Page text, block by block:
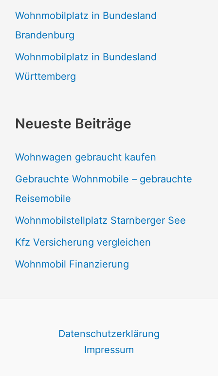
Wohnmobilplatz in Bundesland
Brandenburg
Wohnmobilplatz in Bundesland
Württemberg
Neueste Beiträge
Wohnwagen gebraucht kaufen
Gebrauchte Wohnmobile – gebrauchte
Reisemobile
Wohnmobilstellplatz Starnberger See
Kfz Versicherung vergleichen
Wohnmobil Finanzierung
Datenschutzerklärung
Impressum